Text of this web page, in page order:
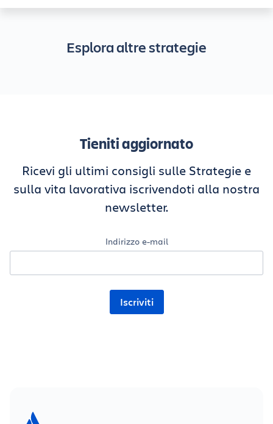
Esplora altre strategie
Tieniti aggiornato
Ricevi gli ultimi consigli sulle Strategie e
sulla vita lavorativa iscrivendoti alla nostra
newsletter.
Indirizzo e-mail